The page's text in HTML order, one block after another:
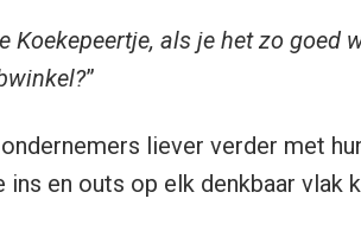
Koekepeertje, als je het zo goed
”
liever verder met
ins en outs op elk denkbaar vlak